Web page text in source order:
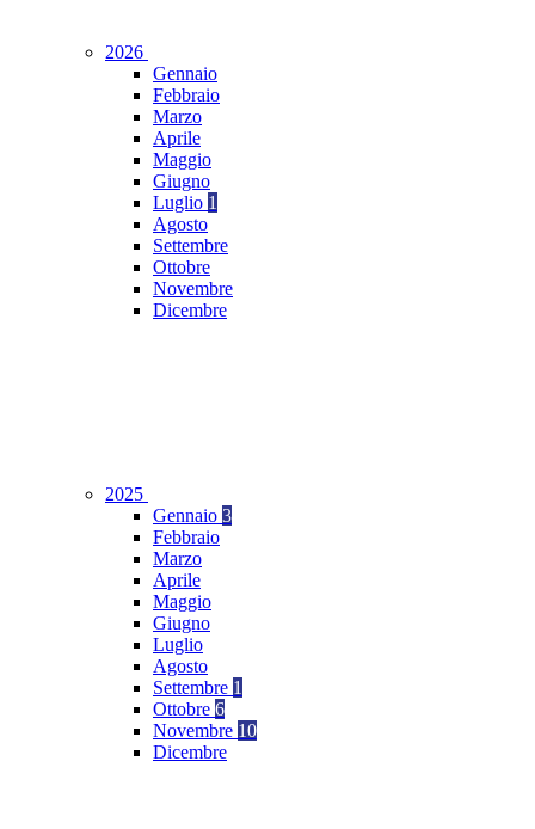
2026
Gennaio
Febbraio
Marzo
Aprile
Maggio
Giugno
Luglio 1
Agosto
Settembre
Ottobre
Novembre
Dicembre
2025
Gennaio 3
Febbraio
Marzo
Aprile
Maggio
Giugno
Luglio
Agosto
Settembre 1
Ottobre 6
Novembre 10
Dicembre